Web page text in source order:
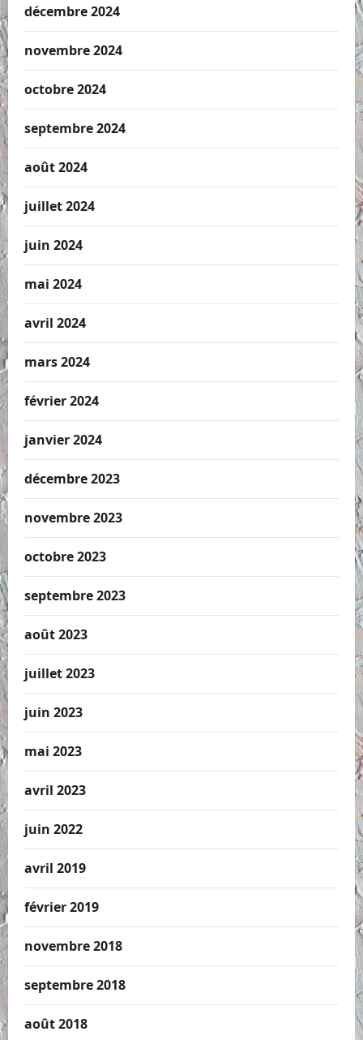
décembre 2024
novembre 2024
octobre 2024
septembre 2024
août 2024
juillet 2024
juin 2024
mai 2024
avril 2024
mars 2024
février 2024
janvier 2024
décembre 2023
novembre 2023
octobre 2023
septembre 2023
août 2023
juillet 2023
juin 2023
mai 2023
avril 2023
juin 2022
avril 2019
février 2019
novembre 2018
septembre 2018
août 2018